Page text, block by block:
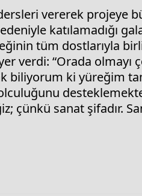
vererek projeye
katılamadığı
tüm dostlarıyla
verdi: “Orada
biliyorum ki yüreğim
çünkü sanat şifadır.